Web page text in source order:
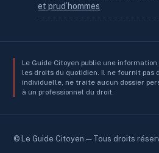
et prud’hommes
Le Guide Citoyen publie une
les droits du quotidien. Il ne fournit pas
individuelle, ne traite aucun dossier
à un professionnel du droit.
© Le Guide Citoyen — Tous droits